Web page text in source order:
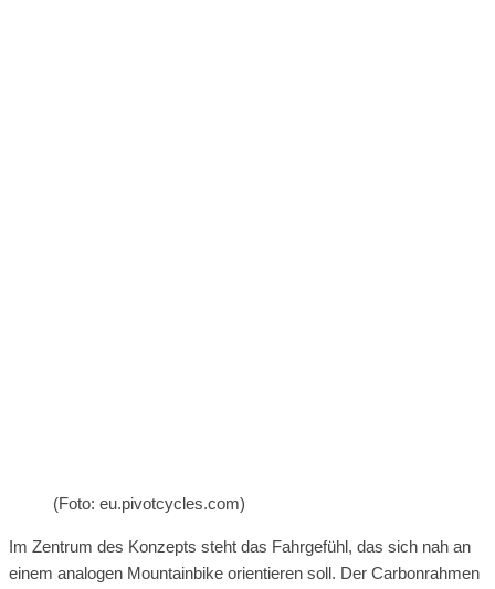
(Foto: eu.pivotcycles.com)
Im Zentrum des Konzepts steht das Fahrgefühl, das sich nah an
einem analogen Mountainbike orientieren soll. Der Carbonrahmen